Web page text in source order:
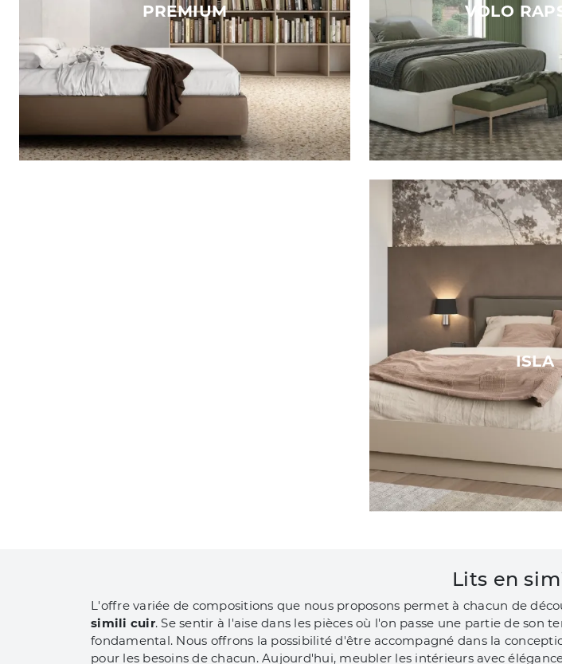
PREMIUM VOLO
ISLA
Lits en
L'offre variée de compositions que nous proposons permet à chacun de
simili cuir. Se sentir à l'aise dans les pièces où l'on passe une partie de
fondamental. Nous offrons la possibilité d'être accompagné dans la
pour les besoins de chacun. Aujourd'hui, meubler les intérieurs avec